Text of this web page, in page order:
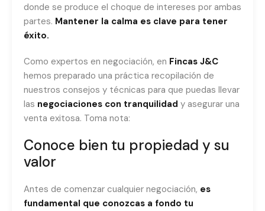
donde se produce el choque de intereses por ambas
partes. Mantener la calma es clave para tener
éxito.
Como expertos en negociación, en Fincas J&C
hemos preparado una práctica recopilación de
nuestros consejos y técnicas para que puedas llevar
las negociaciones con tranquilidad y asegurar una
venta exitosa. Toma nota:
Conoce bien tu propiedad y su
valor
Antes de comenzar cualquier negociación, es
fundamental que conozcas a fondo tu